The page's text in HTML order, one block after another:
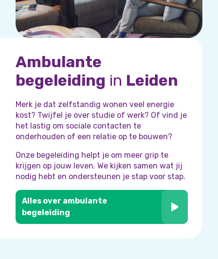
Ambulante
begeleiding in Leiden
Merk je dat zelfstandig wonen veel energie
kost? Twijfel je over studie of werk? Of vind je
het lastig om sociale contacten te
onderhouden of een relatie op te bouwen?
Onze begeleiding helpt je om meer grip te
krijgen op jouw leven. We kijken samen wat jij
nodig hebt en ondersteunen je stap voor stap.
Alles over ambulante
begeleiding